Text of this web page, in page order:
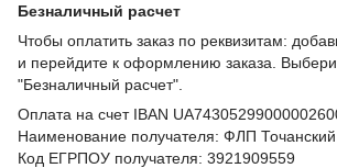
Безналичный расчет
Чтобы оплатить заказ по реквизитам:
и перейдите к оформлению заказа.
"Безналичный расчет".
Оплата на счет IBAN
Наименование получателя: ФЛП
Код ЕГРПОУ получателя: 3921909559